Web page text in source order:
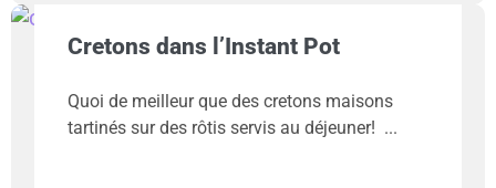
Cretons dans l’Instant Pot
Quoi de meilleur que des cretons maisons
tartinés sur des rôtis servis au déjeuner!